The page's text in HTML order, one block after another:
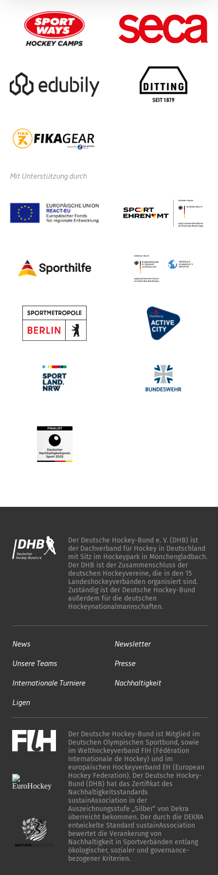
Mit Unterstützung durch
Der Deutsche Hockey-Bund e. V. (DHB) ist
der Dachverband für Hockey in Deutschland
mit Sitz im Hockeypark in Mönchengladbach.
Der DHB ist der Zusammenschluss der
deutschen Hockeyvereine, die in den 15
Landeshockeyverbänden organisiert sind.
Zuständig ist der Deutsche Hockey-Bund
außerdem für die deutschen
Hockeynationalmannschaften.
News
Unsere Teams
Internationale Turniere
Ligen
Newsletter
Presse
Nachhaltigkeit
Der Deutsche Hockey-Bund ist Mitglied im
Deutschen Olympischen Sportbund, sowie
im Welthockeyverband FIH (Fédération
Internationale de Hockey) und im
europäischen Hockeyverband EH (European
Hockey Federation). Der Deutsche Hockey-
Bund (DHB) hat das Zertifikat des
Nachhaltigkeitsstandards
sustainAssociation in der
Auszeichnungsstufe „Silber“ von Dekra
überreicht bekommen. Der durch die DEKRA
entwickelte Standard sustainAssociation
bewertet die Verankerung von
Nachhaltigkeit in Sportverbänden entlang
ökologischer, sozialer und governance-
bezogener Kriterien.